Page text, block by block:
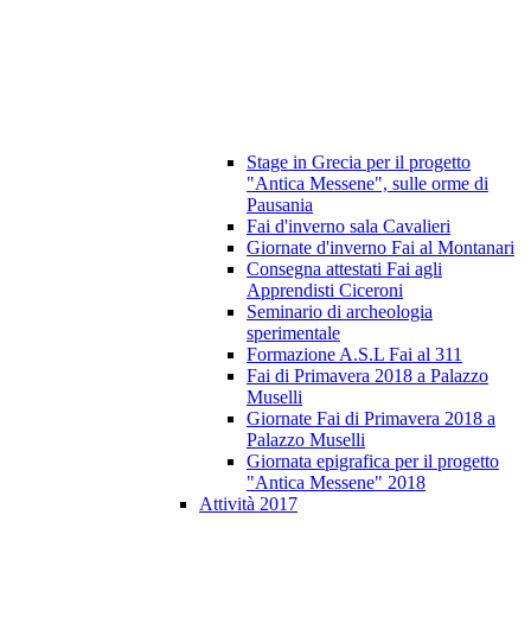
Stage in Grecia per il progetto
"Antica Messene", sulle orme di
Pausania
Fai d'inverno sala Cavalieri
Giornate d'inverno Fai al Montanari
Consegna attestati Fai agli
Apprendisti Ciceroni
Seminario di archeologia
sperimentale
Formazione A.S.L Fai al 311
Fai di Primavera 2018 a Palazzo
Muselli
Giornate Fai di Primavera 2018 a
Palazzo Muselli
Giornata epigrafica per il progetto
"Antica Messene" 2018
Attività 2017